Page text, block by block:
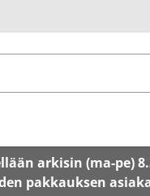
arkisin (ma-pe)
pakkauksen